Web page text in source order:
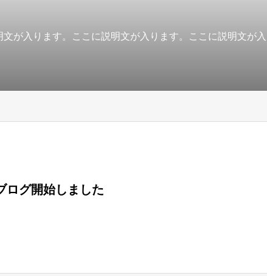
が入ります。ここに説明文が入ります。ここに説明文が入
ログ開始しました